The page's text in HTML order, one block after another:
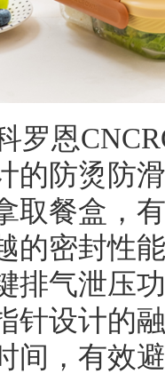
罗恩
的防烫防
取餐盒，
的密封性
排气泄压
针设计的
间，有效